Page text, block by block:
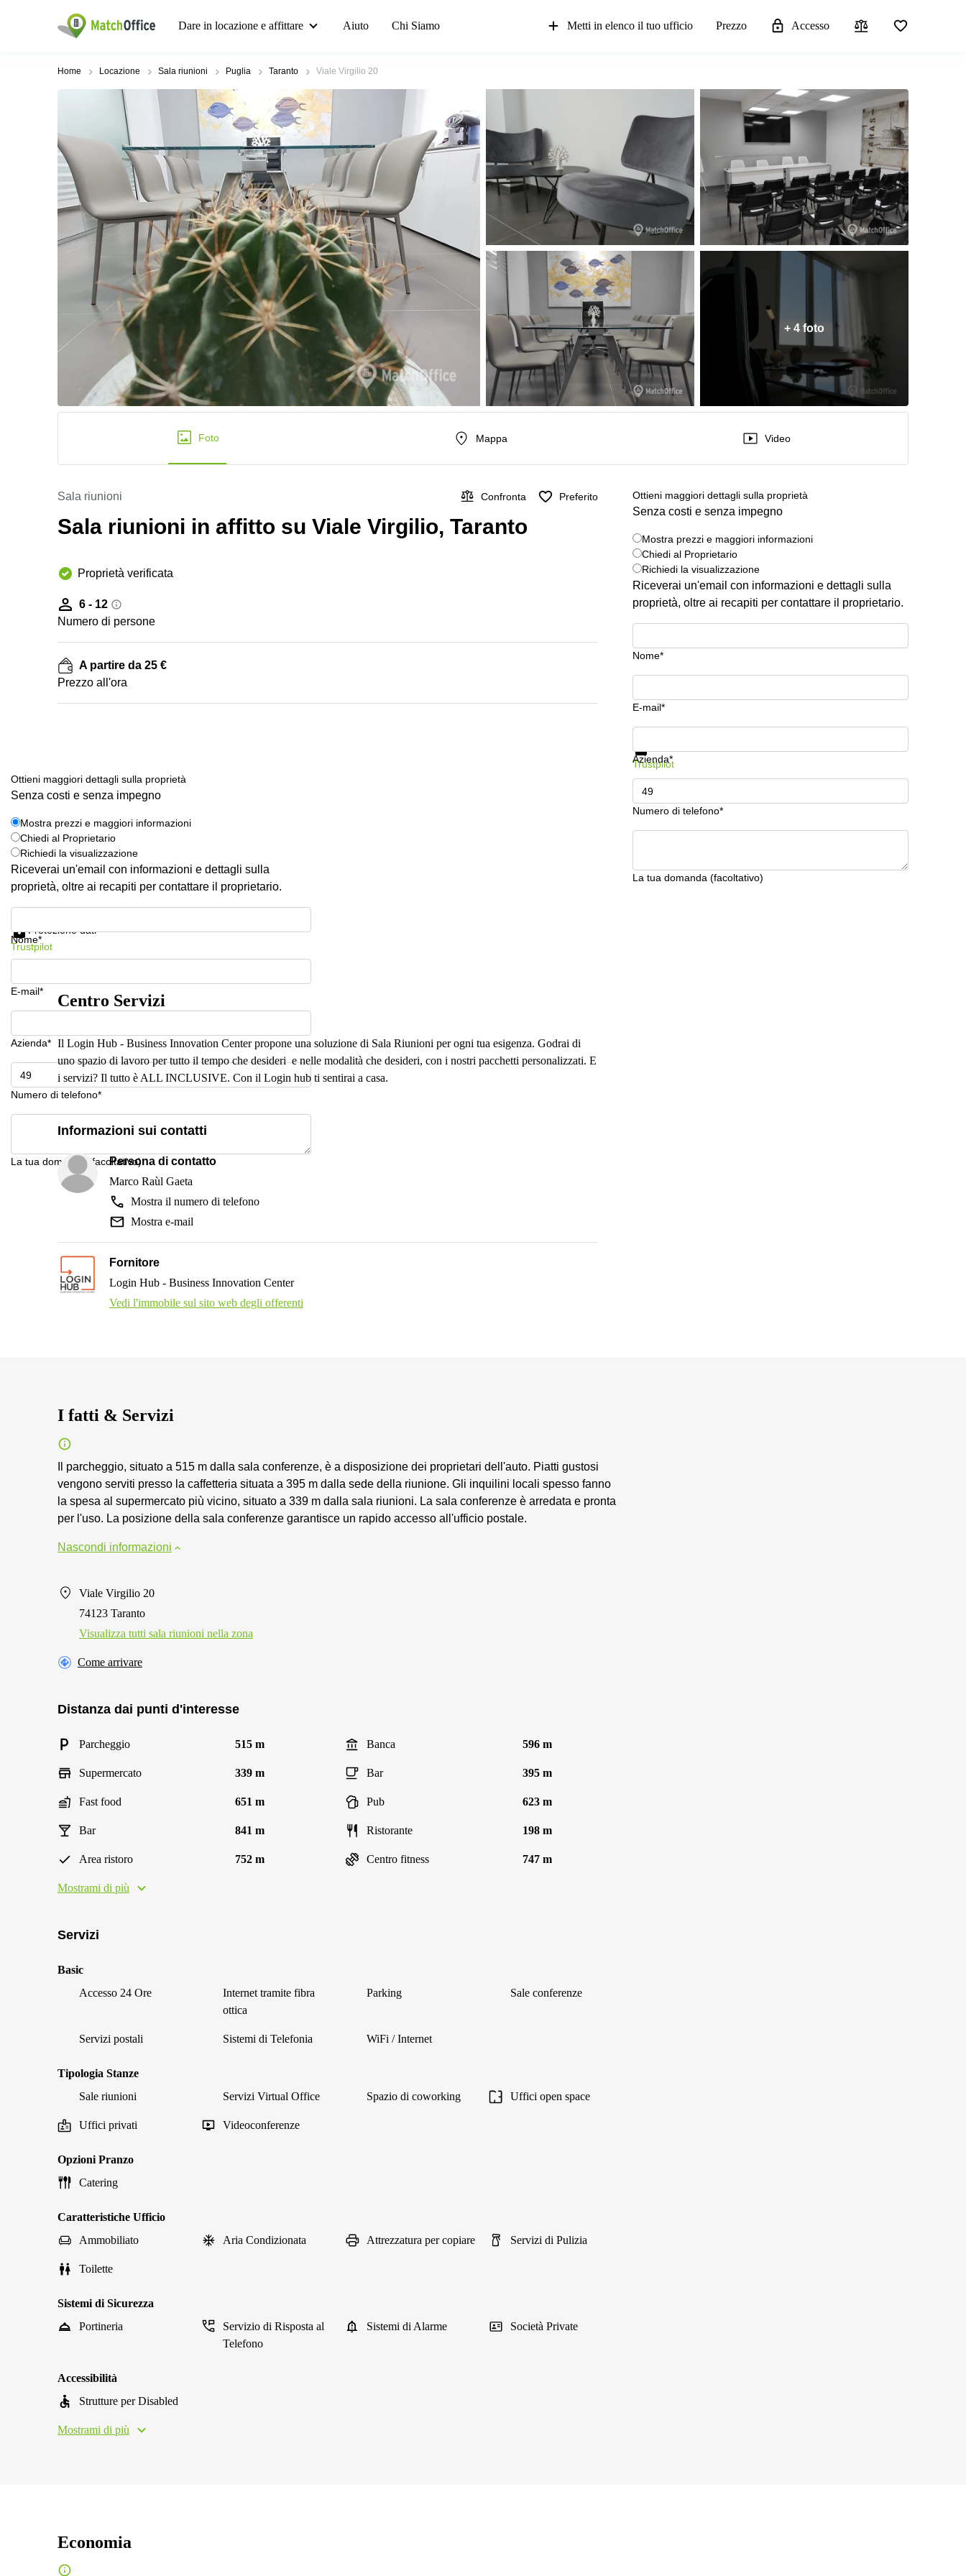
Dare in locazione e affittare Aiuto Chi Siamo Metti in elenco il tuo ufficio Prezzo Accesso
Home Locazione Sala riunioni Puglia Taranto Viale Virgilio 20
+ 4 foto
Foto Mappa Video
Sala riunioni Confronta Preferito
Sala riunioni in affitto su Viale Virgilio, Taranto
Proprietà verificata
6 - 12
Numero di persone
A partire da 25 €
Prezzo all'ora
Ottieni maggiori dettagli sulla proprietà
Senza costi e senza impegno
Mostra prezzi e maggiori informazioni
Chiedi al Proprietario
Richiedi la visualizzazione
Riceverai un'email con informazioni e dettagli sulla
proprietà, oltre ai recapiti per contattare il proprietario.
Nome*
E-mail*
Azienda*
Numero di telefono*
La tua domanda (facoltativo)
Mostra prezzi e maggiori informazioni
Trustpilot
Ottieni maggiori dettagli sulla proprietà
Senza costi e senza impegno
Mostra prezzi e maggiori informazioni
Chiedi al Proprietario
Richiedi la visualizzazione
Riceverai un'email con informazioni e dettagli sulla
proprietà, oltre ai recapiti per contattare il proprietario.
Nome*
E-mail*
Azienda*
Numero di telefono*
La tua domanda (facoltativo)
Protezione dati
Trustpilot
Centro Servizi
Il Login Hub - Business Innovation Center propone una soluzione di Sala Riunioni per ogni tua esigenza. Godrai di
uno spazio di lavoro per tutto il tempo che desideri e nelle modalità che desideri, con i nostri pacchetti personalizzati. E
i servizi? Il tutto è ALL INCLUSIVE. Con il Login hub ti sentirai a casa.
Informazioni sui contatti
Persona di contatto
Marco Raùl Gaeta
Mostra il numero di telefono
Mostra e-mail
Fornitore
Login Hub - Business Innovation Center
Vedi l'immobile sul sito web degli offerenti
I fatti & Servizi
Il parcheggio, situato a 515 m dalla sala conferenze, è a disposizione dei proprietari dell'auto. Piatti gustosi
vengono serviti presso la caffetteria situata a 395 m dalla sede della riunione. Gli inquilini locali spesso fanno
la spesa al supermercato più vicino, situato a 339 m dalla sala riunioni. La sala conferenze è arredata e pronta
per l'uso. La posizione della sala conferenze garantisce un rapido accesso all'ufficio postale.
Nascondi informazioni
Viale Virgilio 20
74123 Taranto
Visualizza tutti sala riunioni nella zona
Come arrivare
Distanza dai punti d'interesse
Parcheggio 515 m Banca 596 m
Supermercato 339 m Bar 395 m
Fast food 651 m Pub 623 m
Bar 841 m Ristorante 198 m
Area ristoro 752 m Centro fitness 747 m
Mostrami di più
Servizi
Basic
Accesso 24 Ore
Internet tramite fibra
ottica
Parking Sale conferenze
Servizi postali Sistemi di Telefonia WiFi / Internet
Tipologia Stanze
Sale riunioni
Servizi Virtual Office Spazio di coworking Uffici open space
Uffici privati Videoconferenze
Opzioni Pranzo
Catering
Caratteristiche Ufficio
Ammobiliato
Aria Condizionata Attrezzatura per copiare Servizi di Pulizia
Toilette
Sistemi di Sicurezza
Portineria
Servizio di Risposta al
Telefono
Sistemi di Alarme Società Private
Accessibilità
Strutture per Disabled
Mostrami di più
Economia